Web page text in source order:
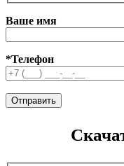
Ваше имя
*Телефон